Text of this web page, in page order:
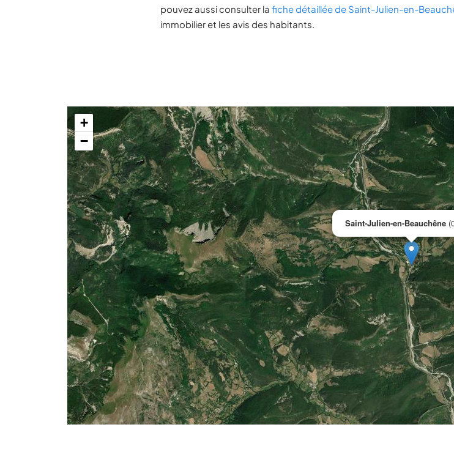
pouvez aussi consulter la fiche détaillée de Saint-Julien-en-
immobilier et les avis des habitants.
Saint-Julien-en-Beauchêne
+
−